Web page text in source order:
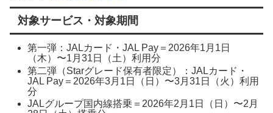
対象サービス・対象期間
第一弾：JALカード・JAL Pay＝2026年1月1日
（木）〜1月31日（土）利用分
第二弾（Starグレード保有者限定）：JALカード・
JAL Pay＝2026年3月1日（日）〜3月31日（火）利用
分
JALグループ国内線搭乗＝2026年2月1日（日）〜2月